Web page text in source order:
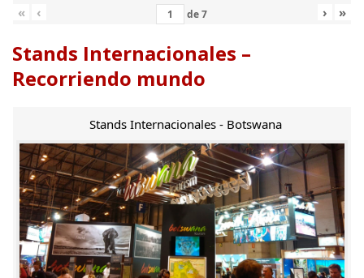
« ‹ de7 › »
Stands Internacionales –
Recorriendo mundo
Stands Internacionales - Botswana